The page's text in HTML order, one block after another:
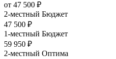
от 47 500 ₽
2-местный Бюджет
47 500 ₽
1-местный Бюджет
59 950 ₽
2-местный Оптима